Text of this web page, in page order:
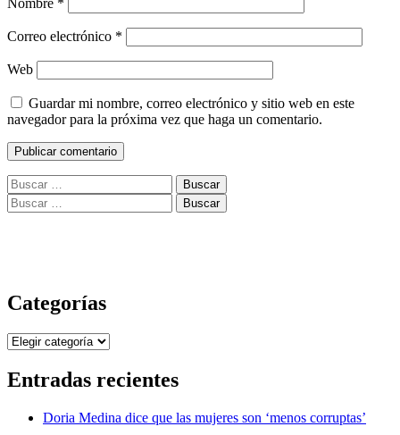
Nombre *
Correo electrónico *
Web
Guardar mi nombre, correo electrónico y sitio web en este
navegador para la próxima vez que haga un comentario.
Buscar:
Buscar:
Categorías
Categorías
Entradas recientes
Doria Medina dice que las mujeres son ‘menos corruptas’